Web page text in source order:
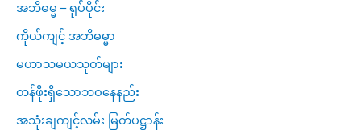
အဘိဓမ္မ – ရုပ်ပိုင်း
ကိုယ်ကျင့် အဘိဓမ္မာ
မဟာသမယသုတ်များ
တန်ဖိုးရှိသောဘဝနေနည်း
အသုံးချကျင့်လမ်း မြတ်ပဋ္ဌာန်း